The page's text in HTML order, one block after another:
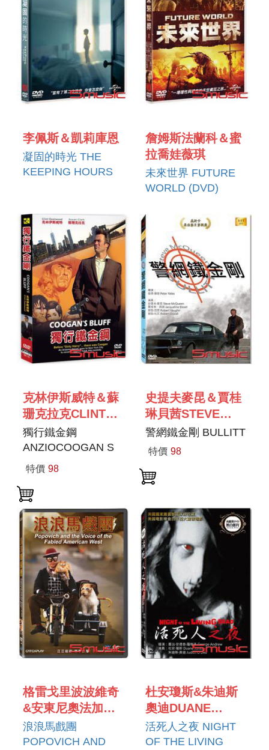
李佩斯＆凱莉庫恩
凝固的時光 THE
KEEPING HOURS
詹姆斯法蘭科＆蜜
拉喬娃薇琪
未來世界 FUTURE
WORLD (DVD)
克林伊斯威特＆蘇
珊克拉克CLINT
EASTWOOD＆
SUSAN CLARK
獨行鐵金鋼
ANZIOCOOGAN S
BLUFF
特價 98
史提夫麥昆＆賈桂
琳貝茜STEVE
MCQUEEN＆
JACQUELINE
警網鐵金剛 BULLITT
特價 98
格雷戈里波波維奇
&安東尼奧法加斯
GREGORY
POPOVICH &
浪浪馬戲團
POPOVICH AND
杜安瓊斯&朱迪斯
奧迪DUANE
JONES & JUDITH
O DEA
活死人之夜 NIGHT
OF THE LIVING